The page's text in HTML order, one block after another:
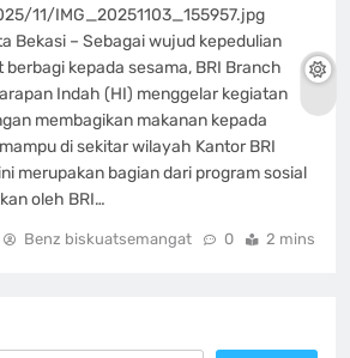
11/IMG_20251103_155957.jpg
Bekasi – Sebagai wujud kepedulian
kepada sesama, BRI Branch
Indah (HI) menggelar kegiatan
membagikan makanan kepada
di sekitar wilayah Kantor BRI
merupakan bagian dari program sosial
oleh BRI…
Benz biskuatsemangat 0 2 mins